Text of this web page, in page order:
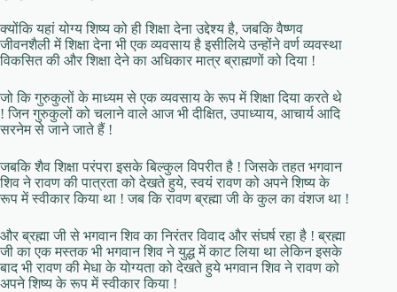
क्योंकि यहां योग्य शिष्य को ही शिक्षा देना उद्देश्य है, जबकि वैष्णव
जीवनशैली में शिक्षा देना भी एक व्यवसाय है इसीलिये उन्होंने वर्ण व्यवस्था
विकसित की और शिक्षा देने का अधिकार मात्र ब्राह्मणों को दिया !
जो कि गुरुकुलों के माध्यम से एक व्यवसाय के रूप में शिक्षा दिया करते थे
! जिन गुरुकुलों को चलाने वाले आज भी दीक्षित, उपाध्याय, आचार्य आदि
सरनेम से जाने जाते हैं !
जबकि शैव शिक्षा परंपरा इसके बिल्कुल विपरीत है ! जिसके तहत भगवान
शिव ने रावण की पात्रता को देखते हुये, स्वयं रावण को अपने शिष्य के
रूप में स्वीकार किया था ! जब कि रावण ब्रह्मा जी के कुल का वंशज था !
और ब्रह्मा जी से भगवान शिव का निरंतर विवाद और संघर्ष रहा है ! ब्रह्मा
जी का एक मस्तक भी भगवान शिव ने युद्ध में काट लिया था लेकिन इसके
बाद भी रावण की मेधा के योग्यता को देखते हुये भगवान शिव ने रावण को
अपने शिष्य के रूप में स्वीकार किया !